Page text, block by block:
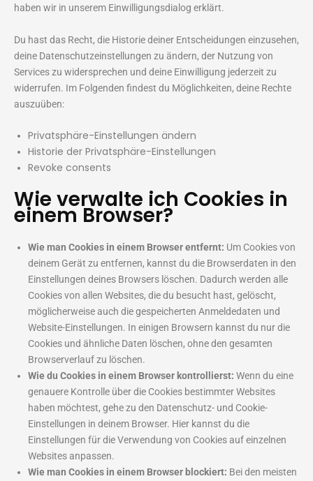
haben wir in unserem Einwilligungsdialog erklärt.
Du hast das Recht, die Historie deiner Entscheidungen einzusehen,
deine Datenschutzeinstellungen zu ändern, der Nutzung von
Services zu widersprechen und deine Einwilligung jederzeit zu
widerrufen. Im Folgenden findest du Möglichkeiten, deine Rechte
auszuüben:
Privatsphäre-Einstellungen ändern
Historie der Privatsphäre-Einstellungen
Revoke consents
Wie verwalte ich Cookies in
einem Browser?
Wie man Cookies in einem Browser entfernt: Um Cookies von
deinem Gerät zu entfernen, kannst du die Browserdaten in den
Einstellungen deines Browsers löschen. Dadurch werden alle
Cookies von allen Websites, die du besucht hast, gelöscht,
möglicherweise auch die gespeicherten Anmeldedaten und
Website-Einstellungen. In einigen Browsern kannst du nur die
Cookies und ähnliche Daten löschen, ohne den gesamten
Browserverlauf zu löschen.
Wie du Cookies in einem Browser kontrollierst: Wenn du eine
genauere Kontrolle über die Cookies bestimmter Websites
haben möchtest, gehe zu den Datenschutz- und Cookie-
Einstellungen in deinem Browser. Hier kannst du die
Einstellungen für die Verwendung von Cookies auf einzelnen
Websites anpassen.
Wie man Cookies in einem Browser blockiert: Bei den meisten